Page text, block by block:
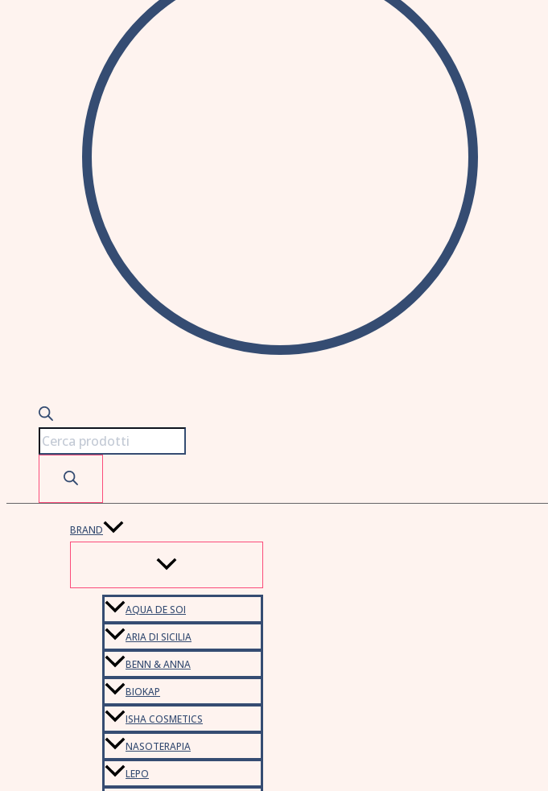
BRAND
AQUA DE SOI
ARIA DI SICILIA
BENN & ANNA
BIOKAP
ISHA COSMETICS
NASOTERAPIA
LEPO